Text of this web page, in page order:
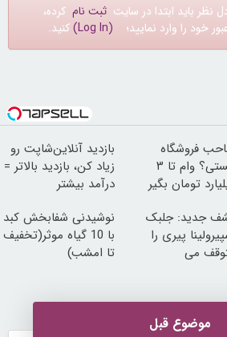
نظر باید ابتدا در سایت ثبت نام کرده،
خود را وارد نمایید؛ (Log In) کنید.
فروشگاه
هستی؟ وام تا ۳
تومان بگیر
بازدید آنلاین‌شاپت رو
زیاد کن، بازدید بالاتر =
درآمد بیشتر
جدید: جلبک
پیری را
می
نوشیدنی شفابخش کبد
با 10 گیاه موثر(تخفیف
تا امشب)
موضوع قبل